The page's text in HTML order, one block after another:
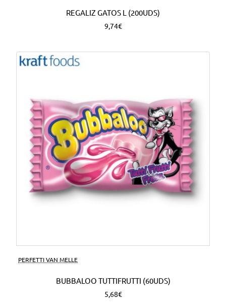
REGALIZ GATOS L (200UDS)
9,74€
PERFETTI VAN MELLE
BUBBALOO TUTTIFRUTTI (60UDS)
5,68€